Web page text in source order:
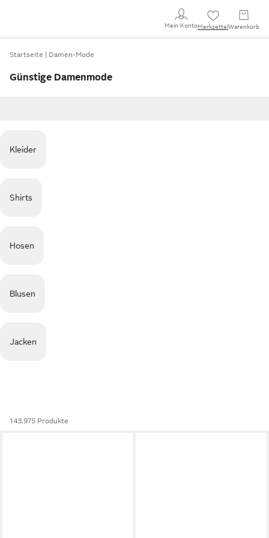
Mein KontoMerkzettel Warenkorb
Startseite Damen-Mode
Günstige Damenmode
Kleider
Shirts
Hosen
Blusen
Jacken
143.975 Produkte